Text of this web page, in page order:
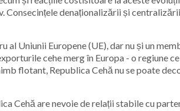
denaționalizării și
Uniunii Europene (UE), dar nu și un
cehe merg în Europa - o regiune
flotant, Republica Cehă nu se poate
Cehă are nevoie de relații stabile cu